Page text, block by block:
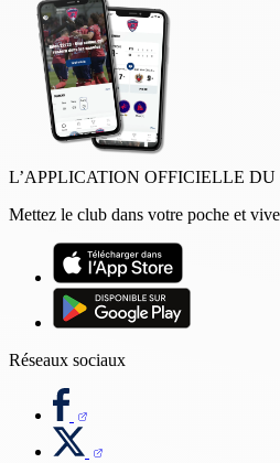
L’APPLICATION OFFICIELLE
Mettez le club dans votre poche et
Réseaux sociaux